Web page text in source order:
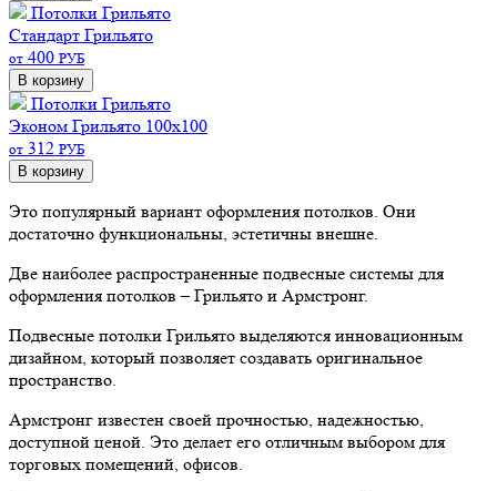
Потолки Грильято
Стандарт Грильято
от 400 РУБ
В корзину
Потолки Грильято
Эконом Грильято 100х100
от 312 РУБ
В корзину
Это популярный вариант оформления потолков. Они
достаточно функциональны, эстетичны внешне.
Две наиболее распространенные подвесные системы для
оформления потолков – Грильято и Армстронг.
Подвесные потолки Грильято выделяются инновационным
дизайном, который позволяет создавать оригинальное
пространство.
Армстронг известен своей прочностью, надежностью,
доступной ценой. Это делает его отличным выбором для
торговых помещений, офисов.